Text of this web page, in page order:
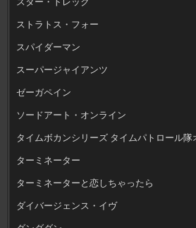
ストラトス・フォー
スパイダーマン
スーパージャイアンツ
ゼーガペイン
ソードアート・オンライン
タイムボカンシリーズ タイムパトロール隊
ターミネーター
ターミネーターと恋しちゃったら
ダイバージェンス・イヴ